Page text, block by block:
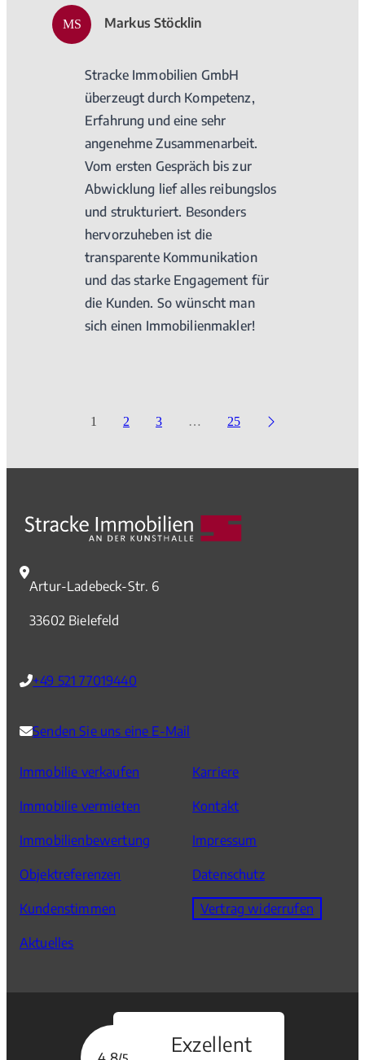
MS Markus Stöcklin
Stracke Immobilien GmbH
überzeugt durch Kompetenz,
Erfahrung und eine sehr
angenehme Zusammenarbeit.
Vom ersten Gespräch bis zur
Abwicklung lief alles reibungslos
und strukturiert. Besonders
hervorzuheben ist die
transparente Kommunikation
und das starke Engagement für
die Kunden. So wünscht man
sich einen Immobilienmakler!
1 2 3 … 25
Artur-Ladebeck-Str. 6
33602 Bielefeld
+49 521 77019440
Senden Sie uns eine E-Mail
Immobilie verkaufen
Immobilie vermieten
Immobilienbewertung
Objektreferenzen
Kundenstimmen
Aktuelles
Karriere
Kontakt
Impressum
Datenschutz
Vertrag widerrufen
Exzellent